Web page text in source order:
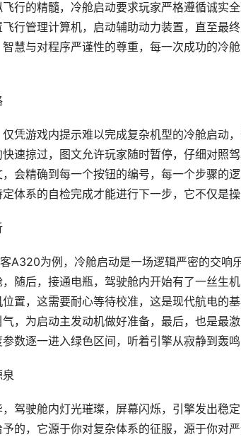
行的精髓，冷舱启动要求玩家严格遵循诚实
行管理计算机，启动辅助动力装置，直至最
慧与对程序严谨性的尊重，每一次成功的冷
凭游戏内提示难以完成复杂机型的冷舱启动
速掠过，图文允许玩家随时暂停，仔细对照
会精确到每一个按钮的编号，每一个步骤的
体系的自检完成才能进行下一步，它不仅是
A320为例，冷舱启动是一场逻辑严密的交响
随后，接通电瓶，驾驶舱内开始有了一丝生
置，这需要耐心等待校准，这是现代航电的
，为启动主发动机做好准备，最后，也是最
数逐一进入绿色区间，听着引擎从寂静到轰鸣
驾驶舱内灯光璀璨，屏幕闪烁，引擎发出稳
的，它源于你对复杂体系的征服，源于你对